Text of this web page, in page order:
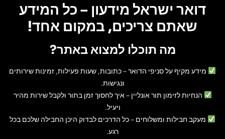
דואר ישראל מידעון – כל המידע
שאתם צריכים, במקום אחד!
מה תוכלו למצוא באתר?
מידע מקיף על סניפי הדואר– כתובות, שעות פעילות, זמינות שירותים
ונגישות.
הנחיות לזימון תור אונליין – איך לחסוך זמן בתור ולקבל שירות מהיר
ויעיל.
מעקב חבילות ומשלוחים – כל הדרכים לבדוק היכן החבילה שלכם בכל
רגע.